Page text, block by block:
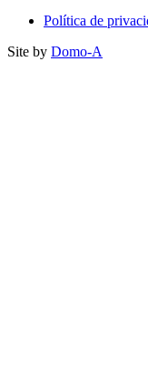
Política de
Site by Domo-A